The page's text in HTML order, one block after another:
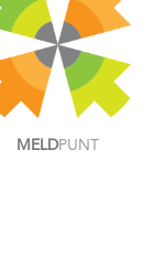
MELDPUNT